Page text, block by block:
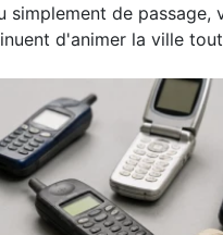
simplement de passage,
d'animer la ville